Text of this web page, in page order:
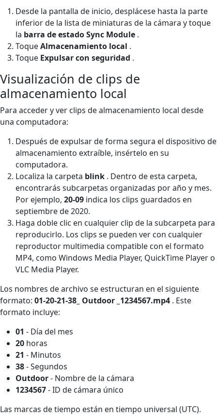
Desde la pantalla de inicio, desplácese hasta la parte
inferior de la lista de miniaturas de la cámara y toque
la barra de estado Sync Module .
ToqueAlmacenamiento local .
Toque Expulsar con seguridad .
Visualización de clips de
almacenamiento local
Para acceder y ver clips de almacenamiento local desde
una computadora:
Después de expulsar de forma segura el dispositivo de
almacenamiento extraíble, insértelo en su
computadora.
Localiza la carpeta blink . Dentro de esta carpeta,
encontrarás subcarpetas organizadas por año y mes.
Por ejemplo, 20-09 indica los clips guardados en
septiembre de 2020.
Haga doble clic en cualquier clip de la subcarpeta para
reproducirlo. Los clips se pueden ver con cualquier
reproductor multimedia compatible con el formato
MP4, como Windows Media Player, QuickTime Player o
VLC Media Player.
Los nombres de archivo se estructuran en el siguiente
formato: 01-20-21-38_ Outdoor _1234567.mp4 . Este
formato incluye:
01 - Día del mes
20 horas
21 - Minutos
38- Segundos
Outdoor- Nombre de la cámara
1234567- ID de cámara único
Las marcas de tiempo están en tiempo universal (UTC).